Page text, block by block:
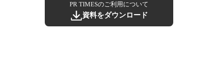
PR TIMESのご利用について
資料をダウンロード